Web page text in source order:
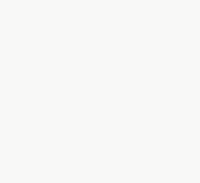
расщипываем более
и разбиваем их. Ладони
в отличие от